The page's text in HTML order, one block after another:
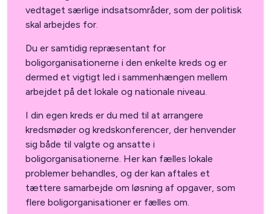
vedtaget særlige indsatsområder, som der politisk
skal arbejdes for.
Du er samtidig repræsentant for
boligorganisationerne i den enkelte kreds og er
dermed et vigtigt led i sammenhængen mellem
arbejdet på det lokale og nationale niveau.
I din egen kreds er du med til at arrangere
kredsmøder og kredskonferencer, der henvender
sig både til valgte og ansatte i
boligorganisationerne. Her kan fælles lokale
problemer behandles, og der kan aftales et
tættere samarbejde om løsning af opgaver, som
flere boligorganisationer er fælles om.